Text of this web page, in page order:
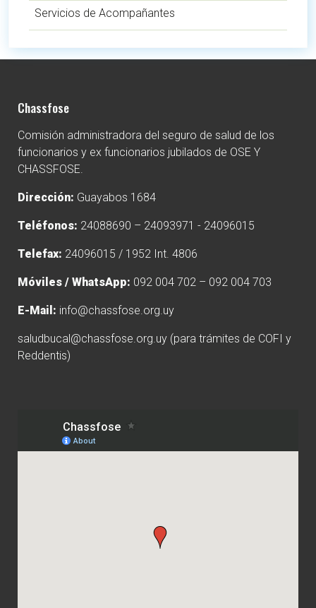
Servicios de Acompañantes
Chassfose
Comisión administradora del seguro de salud de los
funcionarios y ex funcionarios jubilados de OSE Y
CHASSFOSE.
Dirección: Guayabos 1684
Teléfonos: 24088690 – 24093971 - 24096015
Telefax: 24096015 / 1952 Int. 4806
Móviles / WhatsApp: 092 004 702 – 092 004 703
E-Mail: info@chassfose.org.uy
saludbucal@chassfose.org.uy(para trámites de COFI y
Reddentis)